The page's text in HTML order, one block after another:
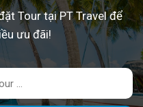
Tour tại PT Travel để
ưu đãi!